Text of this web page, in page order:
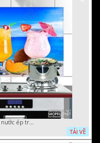
Tranh nước ép trái cây trên bờ biển treo bếp
TẢI VỀ